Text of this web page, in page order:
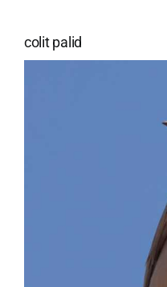
colit palid